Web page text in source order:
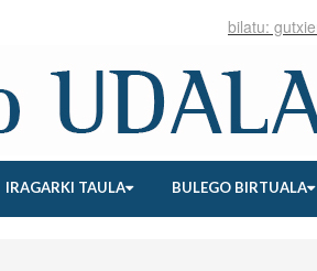
IRAGARKI TAULA BULEGO BIRTUALA